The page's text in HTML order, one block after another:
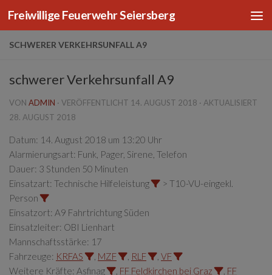
Zum Inhalt springen
Freiwillige Feuerwehr Seiersberg
SCHWERER VERKEHRSUNFALL A9
schwerer Verkehrsunfall A9
VON ADMIN · VERÖFFENTLICHT 14. AUGUST 2018 · AKTUALISIERT
28. AUGUST 2018
Datum: 14. August 2018 um 13:20 Uhr
Alarmierungsart: Funk, Pager, Sirene, Telefon
Dauer: 3 Stunden 50 Minuten
Einsatzart: Technische Hilfeleistung
> T10-VU-eingekl.
Person
Einsatzort: A9 Fahrtrichtung Süden
Einsatzleiter: OBI Lienhart
Mannschaftsstärke: 17
Fahrzeuge: KRFAS MZF RLF
VF
Weitere Kräfte: Asfinag FF Feldkirchen bei Graz
FF